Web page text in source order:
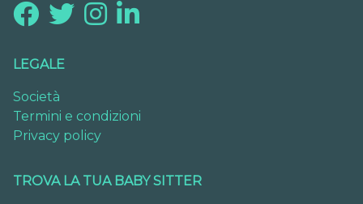
LEGALE
Società
Termini e condizioni
Privacy policy
TROVA LA TUA BABY SITTER